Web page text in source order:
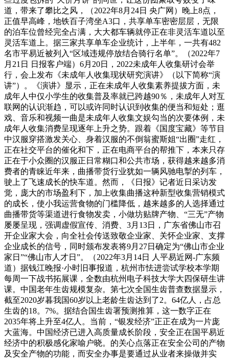
道，带来了攀比之风，（2022年8月24日 央广网）晚上8点，
正值早高峰，地铁百子湾坐A3口，共享单车密密层层，无限
的泊车位曾经完全占满，大大都车辆就停正在非灵活车道以至
灵活车道上。据三家共享单车企业统计，上半年，一共有482
名市平易近被列入“区域违规停放结合骑行名单”。（2022年7
月21日 日报客户端）6月20日，2022未成年人收集研讨会举
行，会上发布《未成年人收集现状研究演讲》（以下简称“演
讲”）。《演讲》显示，正在未成年人收集素养提拔方面，未
成年人中仅小学生的收集普及率就已跨越90％，未成年人对互
联网的认识渐趋，可以或许同时认识到收集的便当和短处；逛
戏、音乐和视频一曲是未成年人收集文娱勾当的次要体例，未
成年人收集消费呈现逐年上升之势。跟着《国度宝藏》等节目
中汉服穿搭激发关心、身着汉服的不倒翁蜜斯姐“出圈”走红，
正在社交平台的催化和下，正在电商平台的帮推下，本来只存
正在于小众圈的汉服正日常糊口和公共市场，获得越来越多消
费者的青睐近年来，曲播带货行业犹如一辆风驰电掣的列车，
驶上了飞速成长的快车道。然而，《日报》记者近日采访发
觉，庞大的市场盈利下，加上收集曲播这种新型收集营销模式
的成长，使小我运营食物的门槛降低，越来越多的人选择通过
曲播带货等渠道进行食物发卖，小做坊贴牌产物、“三无”产物
屡屡呈现，强调虚假宣传、消费、3月13日，广东省佛山市召
开企业家大会，向全社会传送致敬企业家、关怀企业家、支撑
企业成长的信号，同时颁布发表将9月27日确定为“佛山市企业
家日”“佛山市人才日”。（2022年3月14日 人平易近网-广东频
道）据钱江晚报·小时旧事报道，杭州市怯进尝试学校本学期
每周一下战书拓展课，全数由杭州电子科技大学大四保研生讲
课。中国老年生齿规模复杂。第七次全国生齿普查数据显示，
截至2020岁暮我国60岁以上老龄生齿达到了2。64亿人，占总
生齿的18。7%。据结合国生齿署预测推算，这一数字正在
2035年将上升至4亿人。当前，“银发经济”正正在成为一片庞
大蓝海。中国经济已进入高质量成长阶段，安全正在国平易近
经济中的积极感化家喻户晓。的关心点落正在安全公司的产物
及安全产物的功能，而安全办事是要通过从业者来操做并实